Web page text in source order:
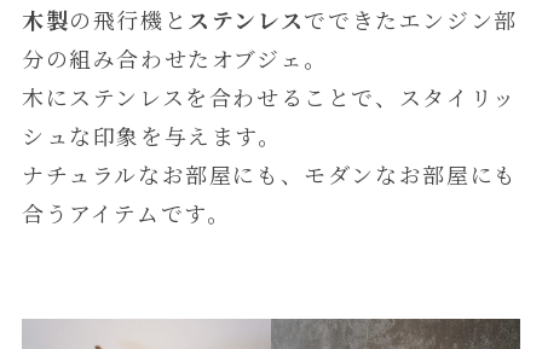
木製の飛行機と ステンレスでできたエンジン部
分の組み合わせたオブジェ。
木にステンレスを合わせることで、スタイリッ
シュな印象を与えます。
ナチュラルなお部屋にも、モダンなお部屋にも
合うアイテムです。